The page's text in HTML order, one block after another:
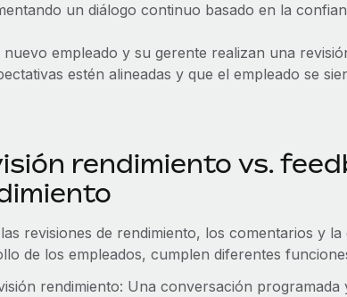
un diálogo continuo basado en la
nuevo empleado y su gerente realizan una
estén alineadas y que el empleado se
rendimiento vs.
revisiones de rendimiento, los comentarios y
de los empleados, cumplen diferentes
rendimiento: Una conversación